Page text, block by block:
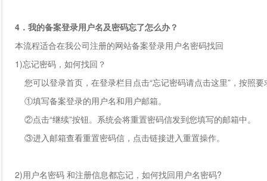
4．我的备案登录用户名及密码忘了怎么办？
本流程适合在我公司注册的网站备案登录用户名密码找回
1)忘记密码，如何找回？
您可以登录首页，在登录栏目点击“忘记密码请点击这里”，按照
①填写备案登录的用户名和用户邮箱。
②点击“继续”按钮。系统会将重置密码信发到您填写的邮箱中。
③进入邮箱查看重置密码信，点击链接进入重置操作。
2)用户名密码 和注册信息都忘记，如何找回用户名密码?